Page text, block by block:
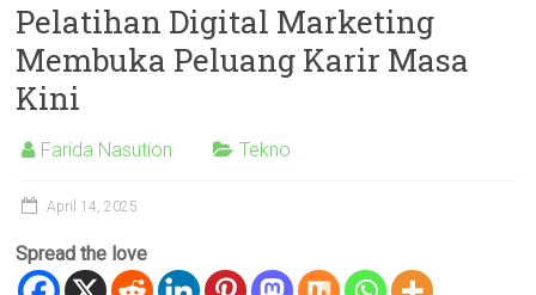
Pelatihan Digital Marketing
Membuka Peluang Karir Masa
Kini
Farida Nasution Tekno
April 14, 2025
Spread the love